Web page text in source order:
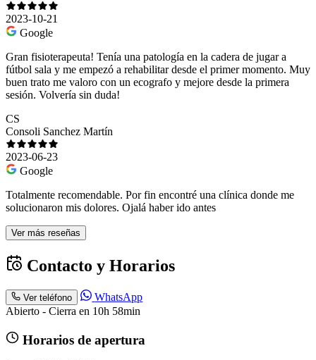
2023-10-21
Google
Gran fisioterapeuta! Tenía una patología en la cadera de jugar a
fútbol sala y me empezó a rehabilitar desde el primer momento. Muy
buen trato me valoro con un ecografo y mejore desde la primera
sesión. Volvería sin duda!
CS
Consoli Sanchez Martín
2023-06-23
Google
Totalmente recomendable. Por fin encontré una clínica donde me
solucionaron mis dolores. Ojalá haber ido antes
Ver más reseñas
Contacto y Horarios
Ver teléfono
WhatsApp
Abierto - Cierra en 10h 58min
Horarios de apertura